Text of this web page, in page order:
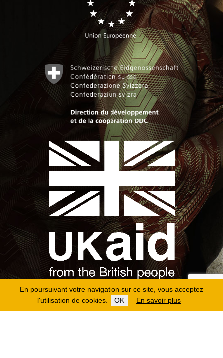
En poursuivant votre navigation sur ce site, vous acceptez
l'utilisation de cookies.
OK En savoir plus